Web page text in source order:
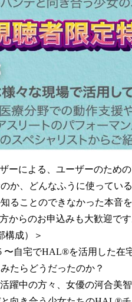
ーによる、ユーザーのため
か、どんなふうに使っている
ることのできなかった本音
からのお申込みも大歓迎です
構成）＞
〜自宅でHAL®︎を活用した在
たらどうだったのか？
躍中の方々、女優の河合美智